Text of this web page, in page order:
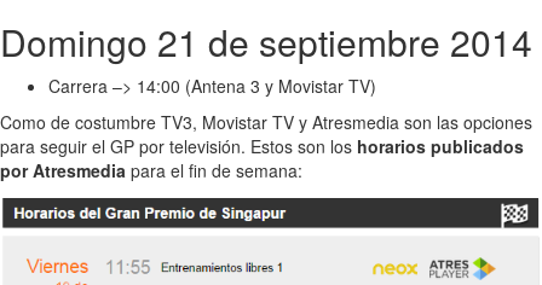
Domingo 21 de septiembre 2014
Carrera –> 14:00 (Antena 3 y Movistar TV)
Como de costumbre TV3, Movistar TV y Atresmedia son las opciones
para seguir el GP por televisión. Estos son los horarios publicados
por Atresmedia para el fin de semana: